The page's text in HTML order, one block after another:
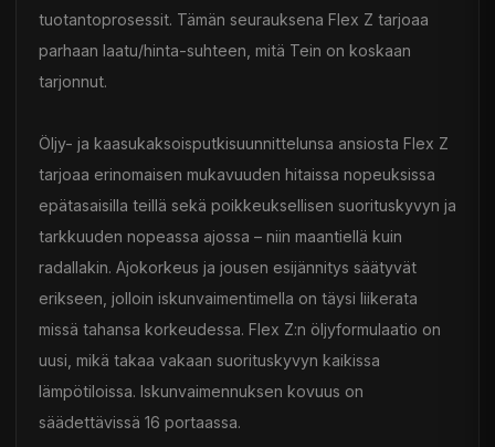
tuotantoprosessit. Tämän seurauksena Flex Z tarjoaa
parhaan laatu/hinta-suhteen, mitä Tein on koskaan
tarjonnut.
Öljy- ja kaasukaksoisputkisuunnittelunsa ansiosta Flex Z
tarjoaa erinomaisen mukavuuden hitaissa nopeuksissa
epätasaisilla teillä sekä poikkeuksellisen suorituskyvyn ja
tarkkuuden nopeassa ajossa – niin maantiellä kuin
radallakin. Ajokorkeus ja jousen esijännitys säätyvät
erikseen, jolloin iskunvaimentimella on täysi liikerata
missä tahansa korkeudessa. Flex Z:n öljyformulaatio on
uusi, mikä takaa vakaan suorituskyvyn kaikissa
lämpötiloissa. Iskunvaimennuksen kovuus on
säädettävissä 16 portaassa.